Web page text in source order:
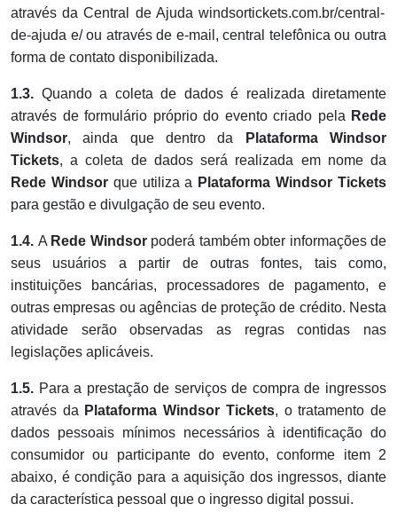
através da Central de Ajuda windsortickets.com.br/central-
de-ajuda e/ ou através de e-mail, central telefônica ou outra
forma de contato disponibilizada.
1.3. Quando a coleta de dados é realizada diretamente
através de formulário próprio do evento criado pela Rede
Windsor, ainda que dentro da Plataforma
Windsor
Tickets, a coleta de dados será realizada em nome da
Rede Windsorque utiliza a Plataforma Windsor Tickets
para gestão e divulgação de seu evento.
1.4. A Rede Windsorpoderá também obter informações de
seus usuários a partir de outras fontes, tais como,
instituições bancárias, processadores de pagamento, e
outras empresas ou agências de proteção de crédito. Nesta
atividade serão observadas as regras contidas nas
legislações aplicáveis.
1.5. Para a prestação de serviços de compra de ingressos
através da Plataforma Windsor Tickets, o tratamento de
dados pessoais mínimos necessários à identificação do
consumidor ou participante do evento, conforme item 2
abaixo, é condição para a aquisição dos ingressos, diante
da característica pessoal que o ingresso digital possui.